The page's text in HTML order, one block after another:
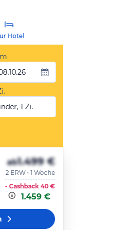
Hotel
1 Zi.
ab1.499 €
2 ERW • 1 Woche
- Cashback 40 €
1.459 €